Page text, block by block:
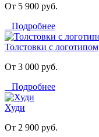
От 5 900 руб.
Подробнее
Толстовки с логотипом
От 3 000 руб.
Подробнее
Худи
От 2 900 руб.